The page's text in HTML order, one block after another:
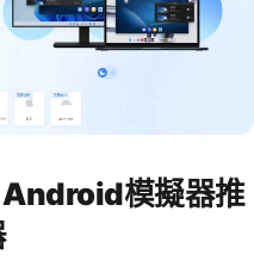
模擬器推